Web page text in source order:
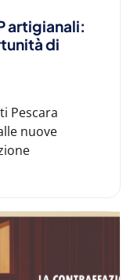
artigianali:
di
Pescara
nuove